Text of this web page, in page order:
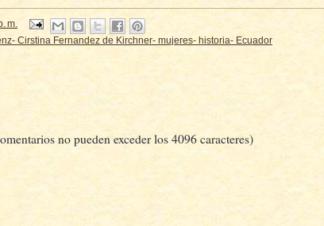
m.
Cirstina Fernandez de Kirchner- mujeres- historia- Ecuador
no pueden exceder los 4096 caracteres)